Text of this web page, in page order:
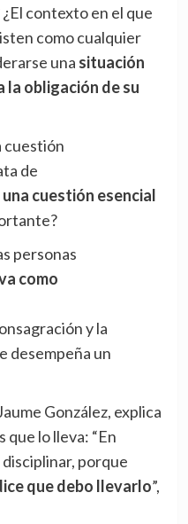
¿El contexto en el que
como cualquier
una situación
la obligación de su
cuestión
de
cuestión esencial
personas
como
y la
desempeña un
González, explica
que lo lleva: “En
porque
que debo llevarlo”,